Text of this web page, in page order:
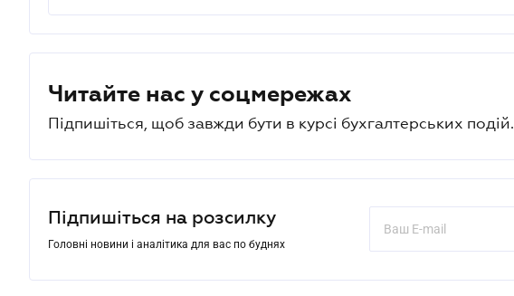
Читайте нас у соцмережах
Підпишіться, щоб завжди бути в курсі бухгалтерських подій.
Підпишіться на розсилку
Головні новини і аналітика для вас по буднях